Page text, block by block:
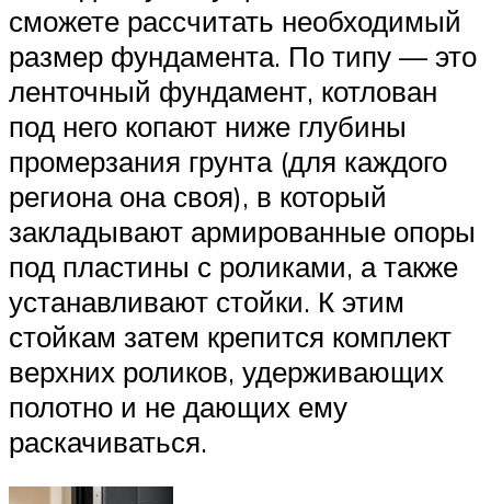
сможете рассчитать необходимый
размер фундамента. По типу — это
ленточный фундамент, котлован
под него копают ниже глубины
промерзания грунта (для каждого
региона она своя), в который
закладывают армированные опоры
под пластины с роликами, а также
устанавливают стойки. К этим
стойкам затем крепится комплект
верхних роликов, удерживающих
полотно и не дающих ему
раскачиваться.